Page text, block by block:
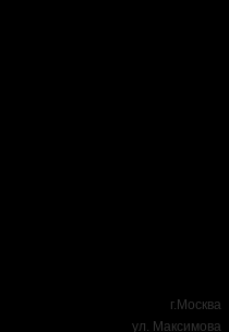
г.Москва
ул. Максимова